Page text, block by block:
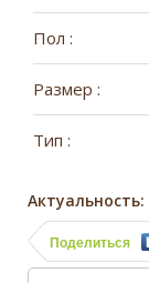
Пол :
Размер :
Тип :
Актуальность:
Поделиться